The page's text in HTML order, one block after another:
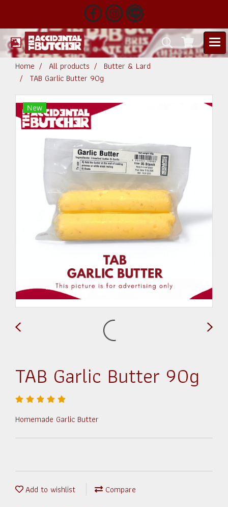
Home All products
Butter & Lard
TAB Garlic Butter 90g
New
TAB Garlic Butter 90g
Homemade Garlic Butter
Add to wishlist
Compare